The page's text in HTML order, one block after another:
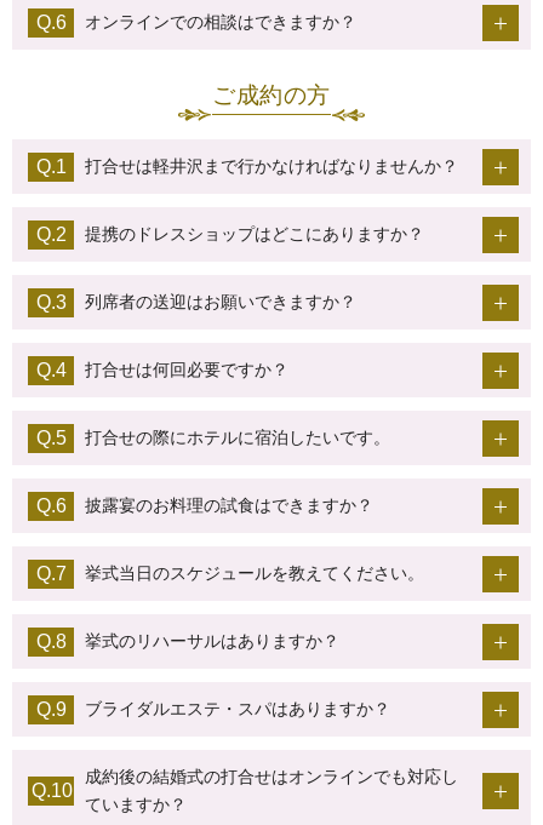
オンラインでの相談はできますか？
ご成約の方
打合せは軽井沢まで行かなければなりませんか？
提携のドレスショップはどこにありますか？
列席者の送迎はお願いできますか？
打合せは何回必要ですか？
打合せの際にホテルに宿泊したいです。
披露宴のお料理の試食はできますか？
挙式当日のスケジュールを教えてください。
挙式のリハーサルはありますか？
ブライダルエステ・スパはありますか？
成約後の結婚式の打合せはオンラインでも対応し
ていますか？